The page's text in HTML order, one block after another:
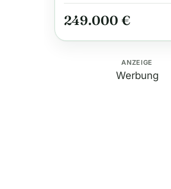
Verkehrsgünstig!
249.000 €
ANZEIGE
Werbung